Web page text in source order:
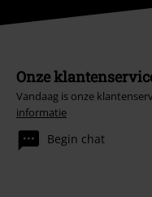
Onze
Vandaag is onze
informatie
Begin chat